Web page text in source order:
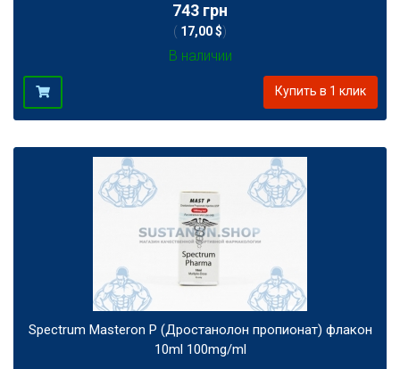
743 грн
( 17,00 $)
В наличии
Купить в 1 клик
Spectrum Masteron P (Дростанолон пропионат) флакон
10ml 100mg/ml